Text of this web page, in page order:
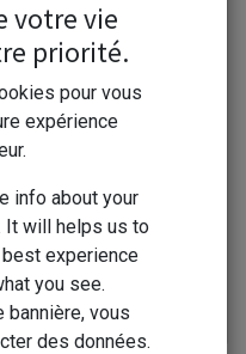
Polaire Microfibre Jaune
votre vie
priorité.
pour vous
expérience
info about your
It will helps us to
experience
you see.
bannière, vous
des données.